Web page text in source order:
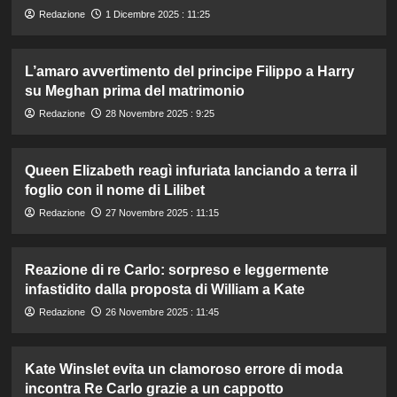
Redazione 1 Dicembre 2025 : 11:25
L’amaro avvertimento del principe Filippo a Harry
su Meghan prima del matrimonio
Redazione 28 Novembre 2025 : 9:25
Queen Elizabeth reagì infuriata lanciando a terra il
foglio con il nome di Lilibet
Redazione 27 Novembre 2025 : 11:15
Reazione di re Carlo: sorpreso e leggermente
infastidito dalla proposta di William a Kate
Redazione 26 Novembre 2025 : 11:45
Kate Winslet evita un clamoroso errore di moda
incontra Re Carlo grazie a un cappotto